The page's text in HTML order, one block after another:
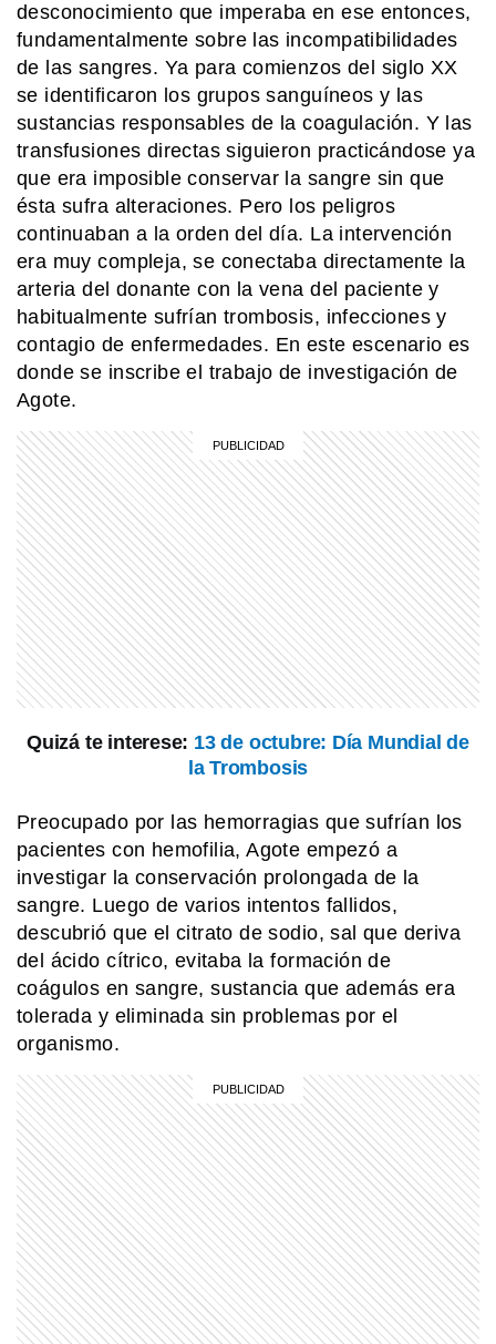
desconocimiento que imperaba en ese entonces,
fundamentalmente sobre las incompatibilidades
de las sangres. Ya para comienzos del siglo XX
se identificaron los grupos sanguíneos y las
sustancias responsables de la coagulación. Y las
transfusiones directas siguieron practicándose ya
que era imposible conservar la sangre sin que
ésta sufra alteraciones. Pero los peligros
continuaban a la orden del día. La intervención
era muy compleja, se conectaba directamente la
arteria del donante con la vena del paciente y
habitualmente sufrían trombosis, infecciones y
contagio de enfermedades. En este escenario es
donde se inscribe el trabajo de investigación de
Agote.
Quizá te interese: 13 de octubre: Día Mundial de
la Trombosis
Preocupado por las hemorragias que sufrían los
pacientes con hemofilia, Agote empezó a
investigar la conservación prolongada de la
sangre. Luego de varios intentos fallidos,
descubrió que el citrato de sodio, sal que deriva
del ácido cítrico, evitaba la formación de
coágulos en sangre, sustancia que además era
tolerada y eliminada sin problemas por el
organismo.